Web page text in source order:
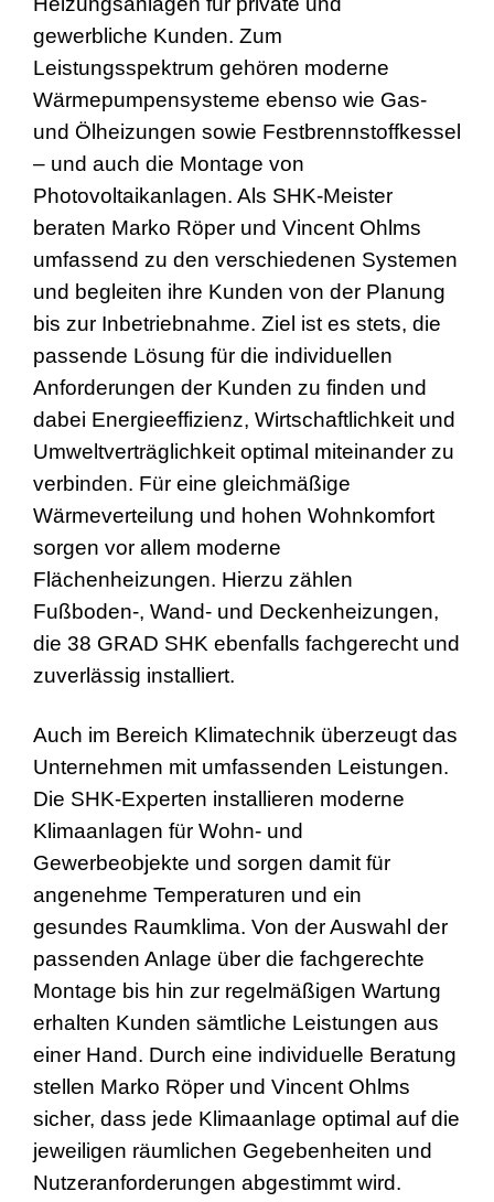
gewerbliche Kunden. Zum
Leistungsspektrum gehören moderne
Wärmepumpensysteme ebenso wie Gas-
und Ölheizungen sowie Festbrennstoffkessel
– und auch die Montage von
Photovoltaikanlagen. Als SHK-Meister
beraten Marko Röper und Vincent Ohlms
umfassend zu den verschiedenen Systemen
und begleiten ihre Kunden von der Planung
bis zur Inbetriebnahme. Ziel ist es stets, die
passende Lösung für die individuellen
Anforderungen der Kunden zu finden und
dabei Energieeffizienz, Wirtschaftlichkeit und
Umweltverträglichkeit optimal miteinander zu
verbinden. Für eine gleichmäßige
Wärmeverteilung und hohen Wohnkomfort
sorgen vor allem moderne
Flächenheizungen. Hierzu zählen
Fußboden-, Wand- und Deckenheizungen,
die 38 GRAD SHK ebenfalls fachgerecht und
zuverlässig installiert.
Auch im Bereich Klimatechnik überzeugt das
Unternehmen mit umfassenden Leistungen.
Die SHK-Experten installieren moderne
Klimaanlagen für Wohn- und
Gewerbeobjekte und sorgen damit für
angenehme Temperaturen und ein
gesundes Raumklima. Von der Auswahl der
passenden Anlage über die fachgerechte
Montage bis hin zur regelmäßigen Wartung
erhalten Kunden sämtliche Leistungen aus
einer Hand. Durch eine individuelle Beratung
stellen Marko Röper und Vincent Ohlms
sicher, dass jede Klimaanlage optimal auf die
jeweiligen räumlichen Gegebenheiten und
Nutzeranforderungen abgestimmt wird.